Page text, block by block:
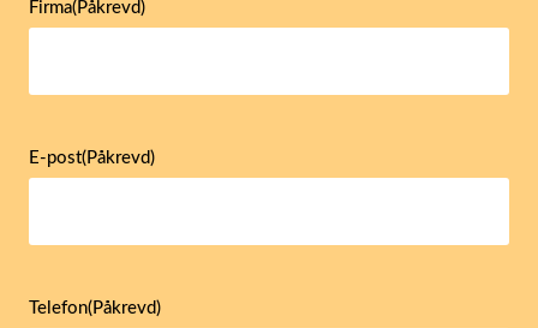
Firma(Påkrevd)
E-post(Påkrevd)
Telefon(Påkrevd)